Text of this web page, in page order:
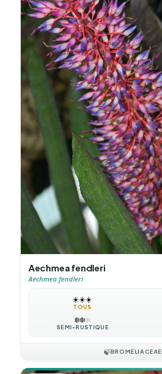
Aechmea fendleri
Aechmea fendleri
☀️☀️☀️
TOUS
❄️❄️❄️
SEMI-RUSTIQUE
🍃BROMELIACEAE